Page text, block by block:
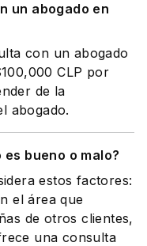
un abogado en
con un abogado
CLP por
de la
abogado.
bueno o malo?
estos factores:
el área que
de otros clientes,
una consulta